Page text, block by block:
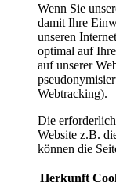
Wenn Sie
damit Ihre
unseren
optimal auf
auf unserer
Webtracking).
Die
Website z.B.
können die
Herkunft